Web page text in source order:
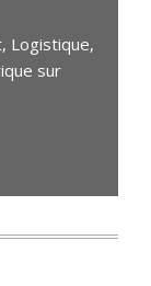
Logistique,
sur